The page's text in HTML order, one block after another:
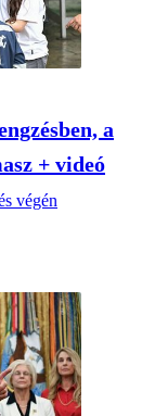
a
+ videó
végén